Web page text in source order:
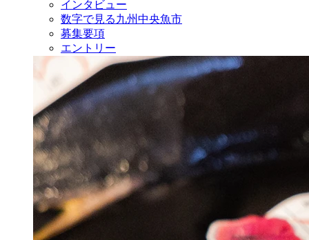
インタビュー
数字で見る九州中央魚市
募集要項
エントリー